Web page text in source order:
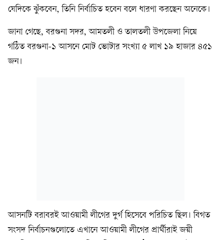
যেদিকে ঝুঁকবেন, তিনি নির্বাচিত হবেন বলে ধারণা করছেন অনেকে।
জানা গেছে, বরগুনা সদর, আমতলী ও তালতলী উপজেলা নিয়ে
গঠিত বরগুনা-১ আসনে মোট ভোটার সংখ্যা ৫ লাখ ১৯ হাজার ৪৫১
জন।
আসনটি বরাবরই আওয়ামী লীগের দুর্গ হিসেবে পরিচিত ছিল। বিগত
সংসদ নির্বাচনগুলোতে এখানে আওয়ামী লীগের প্রার্থীরাই জয়ী